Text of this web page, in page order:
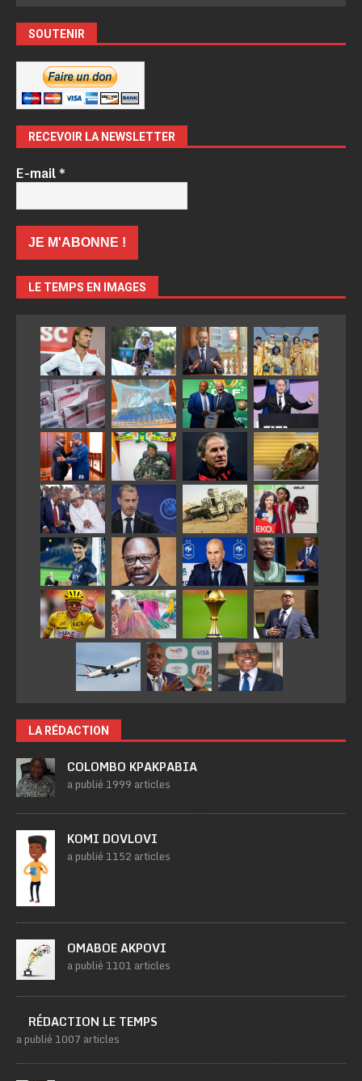
SOUTENIR
RECEVOIR LA NEWSLETTER
E-mail*
LE TEMPS EN IMAGES
LA RÉDACTION
COLOMBO KPAKPABIA
a publié 1999 articles
KOMI DOVLOVI
a publié 1152 articles
OMABOE AKPOVI
a publié 1101 articles
RÉDACTION LE TEMPS
a publié 1007 articles